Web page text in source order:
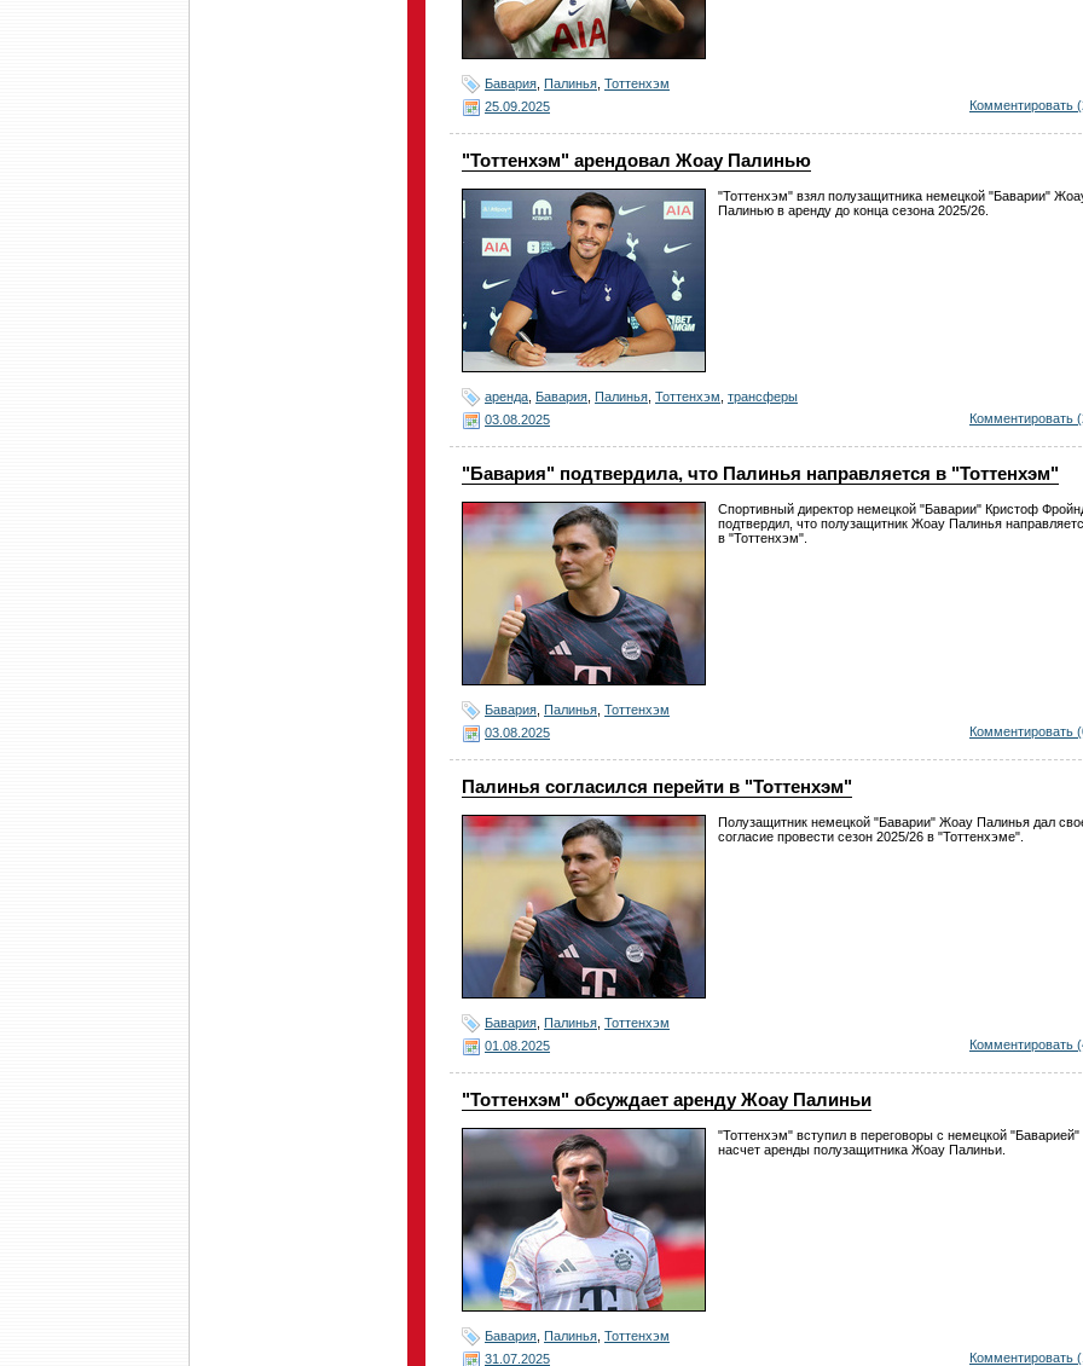
Бавария Палинья Тоттенхэм
25.09.2025
Комментировать
"Тоттенхэм" арендовал Жоау Палинью
"Тоттенхэм" взял полузащитника немецкой "Баварии"
Палинью в аренду до конца сезона 2025/26.
аренда Бавария Палинья Тоттенхэм трансферы
03.08.2025
Комментировать
"Бавария" подтвердила, что Палинья направляется в "Тоттенхэм"
Спортивный директор немецкой "Баварии" Кристоф
подтвердил, что полузащитник Жоау Палинья
в "Тоттенхэм".
Бавария Палинья Тоттенхэм
03.08.2025
Комментировать
Палинья согласился перейти в "Тоттенхэм"
Полузащитник немецкой "Баварии" Жоау Палинья дал
согласие провести сезон 2025/26 в "Тоттенхэме".
Бавария Палинья Тоттенхэм
01.08.2025
Комментировать
"Тоттенхэм" обсуждает аренду Жоау Палиньи
"Тоттенхэм" вступил в переговоры с немецкой "Баварией"
насчет аренды полузащитника Жоау Палиньи.
Бавария Палинья Тоттенхэм
31.07.2025
Комментировать